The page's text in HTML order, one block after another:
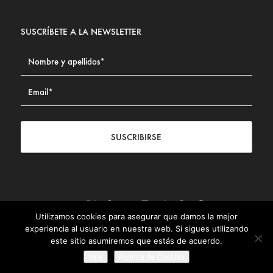
SUSCRÍBETE A LA NEWSLETTER
SUSCRIBIRSE
Contacto|Aviso legal| Política de privacidad| Política de
Cookies
© Fundación Civismo 2025
Utilizamos cookies para asegurar que damos la mejor
experiencia al usuario en nuestra web. Si sigues utilizando
este sitio asumiremos que estás de acuerdo.